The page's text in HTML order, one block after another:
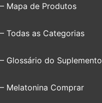
– Mapa de Produtos
– Todas as Categorias
– Glossário do Suplemento
– Melatonina Comprar